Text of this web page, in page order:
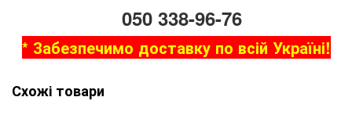
050 338-96-76
* Забезпечимо доставку по всій Україні!
Схожі товари